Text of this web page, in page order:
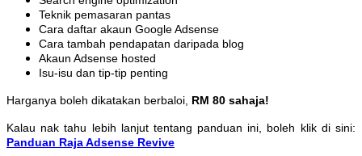
Teknik pemasaran pantas
Cara daftar akaun Google Adsense
Cara tambah pendapatan daripada blog
Akaun Adsense hosted
Isu-isu dan tip-tip penting
Harganya boleh dikatakan berbaloi, RM 80 sahaja!
Kalau nak tahu lebih lanjut tentang panduan ini, boleh klik di sini:
Panduan Raja Adsense Revive